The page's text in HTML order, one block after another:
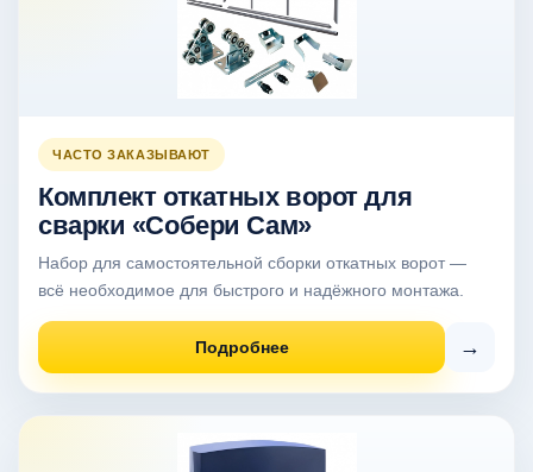
ЧАСТО ЗАКАЗЫВАЮТ
Комплект откатных ворот для
сварки «Собери Сам»
Набор для самостоятельной сборки откатных ворот —
всё необходимое для быстрого и надёжного монтажа.
Подробнее →